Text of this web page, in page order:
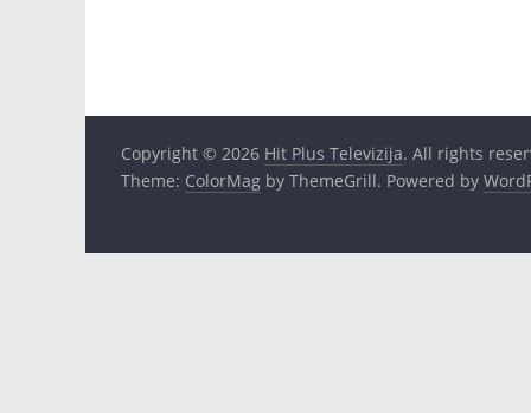
Copyright © 2026 Hit Plus Televizija. All rights
Theme: ColorMag by ThemeGrill. Powered by